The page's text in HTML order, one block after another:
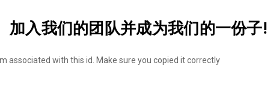
加入我们的团队并成为我们的一份子!
associated with this id. Make sure you copied it correctly